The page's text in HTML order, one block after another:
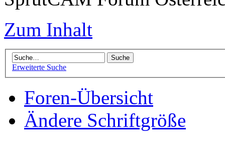
Zum Inhalt
Erweiterte Suche
Foren-Übersicht
Ändere Schriftgröße